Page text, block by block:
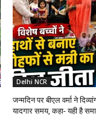
Delhi NCR
जन्मदिन पर बीएल वर्मा ने
यादगार समय, कहा- यही है